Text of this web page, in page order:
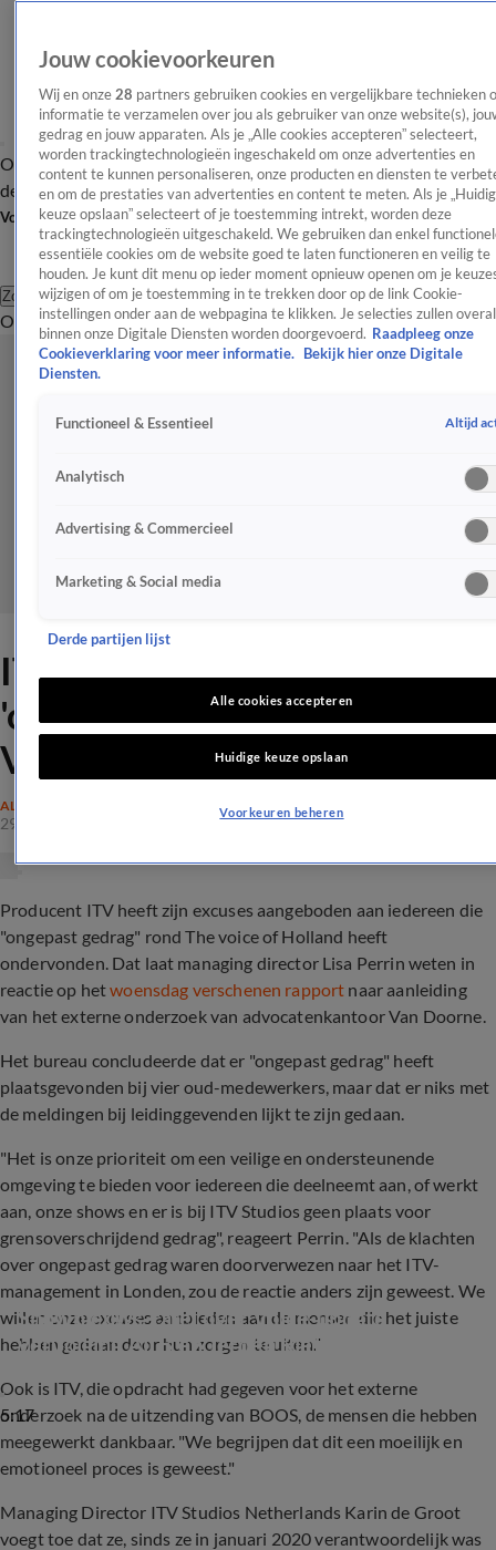
OverzichtAfleveringen Entertainment TV Algemeen
Tip
de redactieNieuwsbrief
Volg Shownieuws
Zoeken
OverzichtEntertainmentSpraakmakendRealityCrimeVideo's
ITV biedt excuses aan voor
'ongepast gedrag' bij The
Voice
ALGEMEEN
29 mrt 2023, 13:46
Producent ITV heeft zijn excuses aangeboden aan iedereen die
"ongepast gedrag" rond The voice of Holland heeft
ondervonden. Dat laat managing director Lisa Perrin weten in
reactie op hetwoensdag verschenen rapport naar aanleiding
van het externe onderzoek van advocatenkantoor Van Doorne.
Het bureau concludeerde dat er "ongepast gedrag" heeft
plaatsgevonden bij vier oud-medewerkers, maar dat er niks met
de meldingen bij leidinggevenden lijkt te zijn gedaan.
"Het is onze prioriteit om een veilige en ondersteunende
omgeving te bieden voor iedereen die deelneemt aan, of werkt
aan, onze shows en er is bij ITV Studios geen plaats voor
grensoverschrijdend gedrag", reageert Perrin. "Als de klachten
over ongepast gedrag waren doorverwezen naar het ITV-
management in Londen, zou de reactie anders zijn geweest. We
willen onze excuses aanbieden aan de mensen die het juiste
hebben gedaan door hun zorgen te uiten."
5:17
Shownieuws-tafel over Voice-update
vervolging Ali B en Jeroen Rietbergen
Ook is ITV, die opdracht had gegeven voor het externe
onderzoek na de uitzending van BOOS, de mensen die hebben
meegewerkt dankbaar. "We begrijpen dat dit een moeilijk en
emotioneel proces is geweest."
Managing Director ITV Studios Netherlands Karin de Groot
voegt toe dat ze, sinds ze in januari 2020 verantwoordelijk was
Jouw cookievoorkeuren
Wij en onze 28 partners gebruiken cookies en vergelijkbare technieken
informatie te verzamelen over jou als gebruiker van onze website(s),
gedrag en jouw apparaten. Als je „Alle cookies accepteren” selecteert,
worden trackingtechnologieën ingeschakeld om onze advertenties en
content te kunnen personaliseren, onze producten en diensten te
en om de prestaties van advertenties en content te meten. Als je
keuze opslaan” selecteert of je toestemming intrekt, worden deze
trackingtechnologieën uitgeschakeld. We gebruiken dan enkel
essentiële cookies om de website goed te laten functioneren en veilig te
houden. Je kunt dit menu op ieder moment opnieuw openen om je
wijzigen of om je toestemming in te trekken door op de link Cookie-
instellingen onder aan de webpagina te klikken. Je selecties zullen overal
binnen onze Digitale Diensten worden doorgevoerd. Raadpleeg onze
Cookieverklaring voor meer informatie.
Bekijk hier onze Digitale
Diensten.
Functioneel & Essentieel Altijd
Analytisch
Advertising & Commercieel
Marketing & Social media
Derde partijen lijst
Alle cookies accepteren
Huidige keuze opslaan
Voorkeuren beheren